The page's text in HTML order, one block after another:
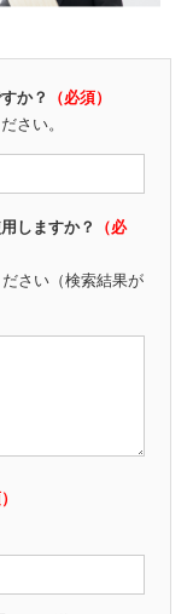
か？
（必須）
さい。
しますか？
（必
さい（検索結果が